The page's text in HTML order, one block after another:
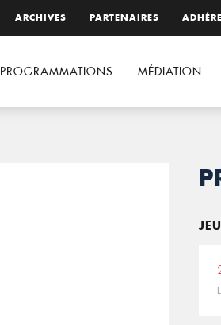
ARCHIVES PARTENAIRES
PROGRAMMATIONS MÉDIATION